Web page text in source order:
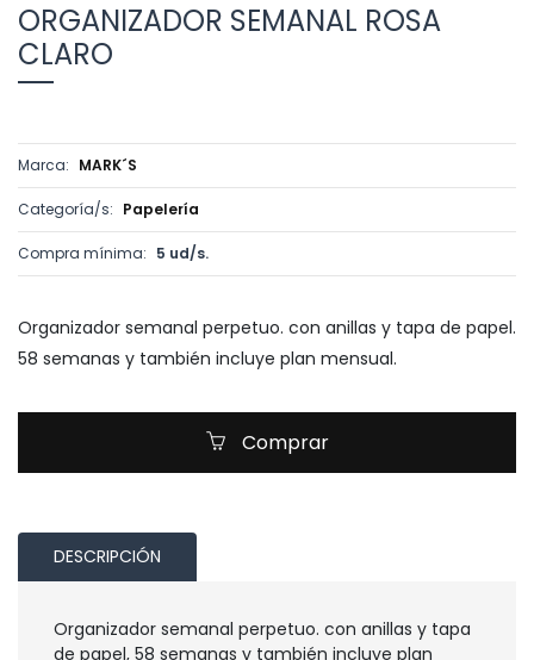
ORGANIZADOR SEMANAL ROSA
CLARO
Marca: MARK´S
Categoría/s: Papelería
Compra mínima: 5 ud/s.
Organizador semanal perpetuo. con anillas y tapa de papel.
58 semanas y también incluye plan mensual.
Comprar
DESCRIPCIÓN
Organizador semanal perpetuo. con anillas y tapa
de papel, 58 semanas y también incluye plan